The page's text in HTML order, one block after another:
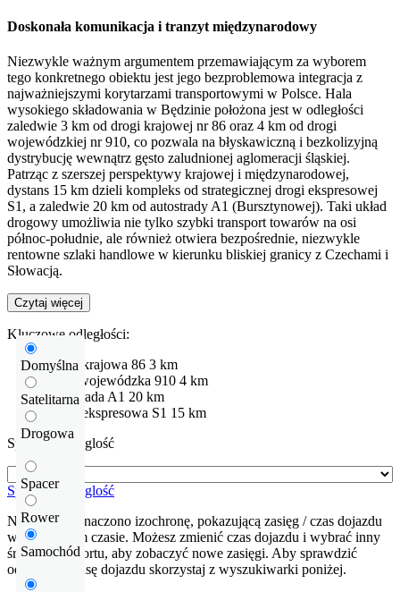
Doskonała komunikacja i tranzyt międzynarodowy
Niezwykle ważnym argumentem przemawiającym za wyborem
tego konkretnego obiektu jest jego bezproblemowa integracja z
najważniejszymi korytarzami transportowymi w Polsce. Hala
wysokiego składowania w Będzinie położona jest w odległości
zaledwie 3 km od drogi krajowej nr 86 oraz 4 km od drogi
wojewódzkiej nr 910, co pozwala na błyskawiczną i bezkolizyjną
dystrybucję wewnątrz gęsto zaludnionej aglomeracji śląskiej.
Patrząc z szerszej perspektywy krajowej i międzynarodowej,
dystans 15 km dzieli kompleks od strategicznej drogi ekspresowej
S1, a zaledwie 20 km od autostrady A1 (Bursztynowej). Taki układ
drogowy umożliwia nie tylko szybki transport towarów na osi
północ-południe, ale również otwiera bezpośrednie, niezwykle
rentowne szlaki handlowe w kierunku bliskiej granicy z Czechami i
Słowacją.
Czytaj więcej
Domyślna
Satelitarna
Drogowa
Spacer
Rower
Samochód
Kluczowe odległości:
Droga krajowa 86 3 km
droga wojewódzka 910 4 km
Autostrada A1 20 km
Droga ekspresowa S1 15 km
Sprawdź odleglość
Sprawdź odleglość
Na mapie zaznaczono izochronę, pokazującą zasięg / czas dojazdu
w określonym czasie. Możesz zmienić czas dojazdu i wybrać inny
środek transportu, aby zobaczyć nowe zasięgi. Aby sprawdzić
odłegłość i trasę dojazdu skorzystaj z wyszukiwarki poniżej.